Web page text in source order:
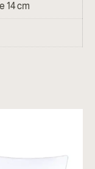
14 cm